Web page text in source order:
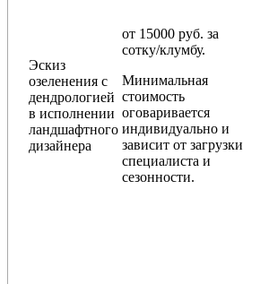
Эскиз
озеленения с
дендрологией
в исполнении
ландшафтного
дизайнера
от 15000 руб. за
сотку/клумбу.
Минимальная
стоимость
оговаривается
индивидуально и
зависит от загрузки
специалиста и
сезонности.